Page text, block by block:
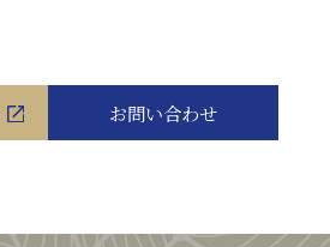
お問い合わせ